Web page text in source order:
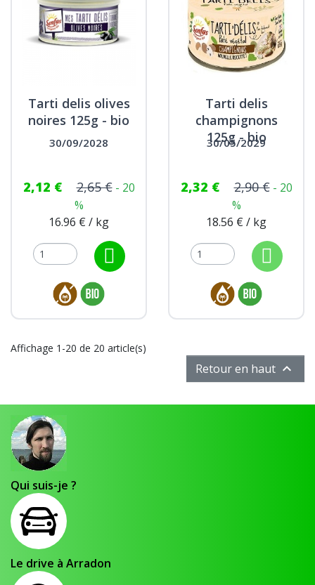
Tarti delis olives
noires 125g - bio
30/09/2028
2,12 € 2,65 € - 20
%
16.96 € / kg
Tarti delis
champignons
125g - bio
30/05/2029
2,32 € 2,90 € - 20
%
18.56 € / kg
Affichage 1-20 de 20 article(s)
Retour en haut 
Qui suis-je ?
Le drive à Arradon